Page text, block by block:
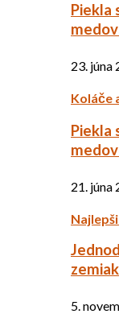
Piekla
23. júna
Koláče
Piekla
21. júna
5.